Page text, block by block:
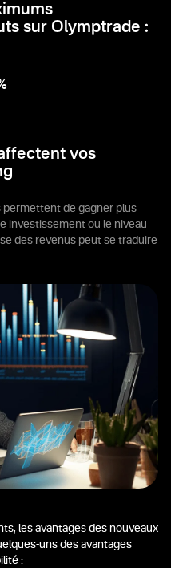
sur Olymptrade :
vos
permettent de gagner plus
investissement ou le niveau
des revenus peut se traduire
les avantages des nouveaux
uns des avantages
: